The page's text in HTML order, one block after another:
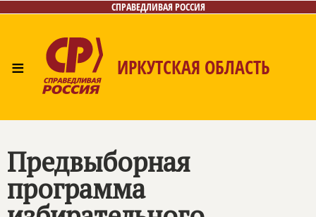
СПРАВЕДЛИВАЯ РОССИЯ
≡ ИРКУТСКАЯ ОБЛАСТЬ
Интернет-приёмная
Предвыборная
программа